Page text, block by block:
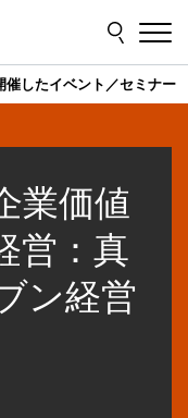
催したイベント／セミナー
業価値
営：真
ン経営